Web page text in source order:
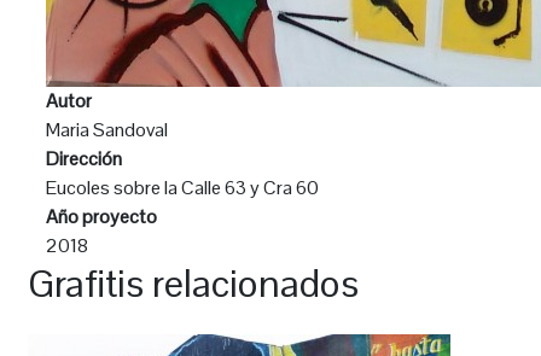
Autor
Maria Sandoval
Dirección
Eucoles sobre la Calle 63 y Cra 60
Año proyecto
2018
Grafitis relacionados